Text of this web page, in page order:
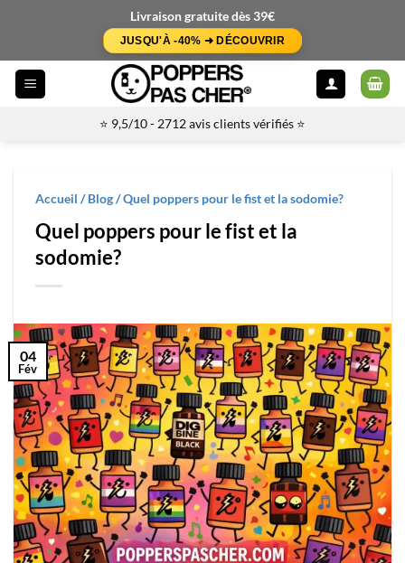
Livraison gratuite dès 39€
JUSQU'À -40% ➜ DÉCOUVRIR
⭐ 9,5/10 - 2712 avis clients vérifiés ⭐
Accueil /Blog/Quel poppers pour le fist et la sodomie?
Quel poppers pour le fist et la
sodomie?
04
Fév